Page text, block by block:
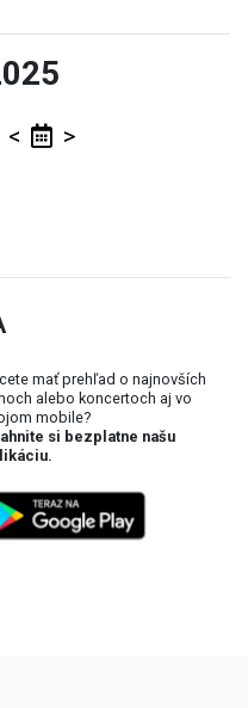
< >
mať prehľad o najnovších
alebo koncertoch aj vo
mobile?
si bezplatne našu